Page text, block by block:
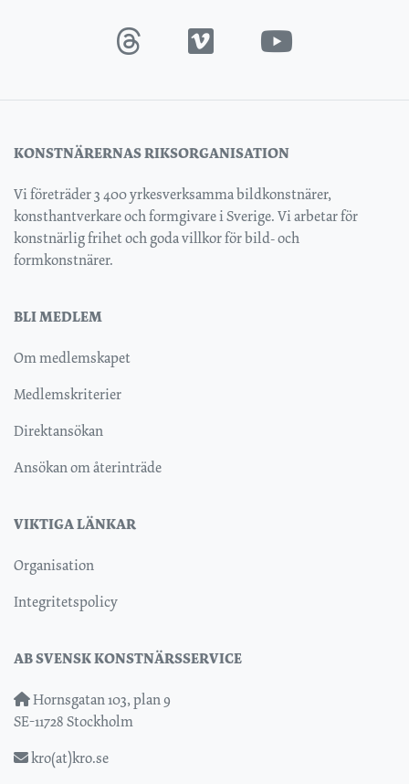
KONSTNÄRERNAS RIKSORGANISATION
Vi företräder 3 400 yrkesverksamma bildkonstnärer,
konsthantverkare och formgivare i Sverige. Vi arbetar för
konstnärlig frihet och goda villkor för bild- och
formkonstnärer.
BLI MEDLEM
Om medlemskapet
Medlemskriterier
Direktansökan
Ansökan om återinträde
VIKTIGA LÄNKAR
Organisation
Integritetspolicy
AB SVENSK KONSTNÄRSSERVICE
Hornsgatan 103, plan 9
SE-11728 Stockholm
kro(at)kro.se